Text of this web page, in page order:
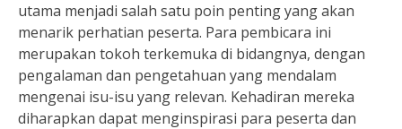
utama menjadi salah satu poin penting yang akan
menarik perhatian peserta. Para pembicara ini
merupakan tokoh terkemuka di bidangnya, dengan
pengalaman dan pengetahuan yang mendalam
mengenai isu-isu yang relevan. Kehadiran mereka
diharapkan dapat menginspirasi para peserta dan